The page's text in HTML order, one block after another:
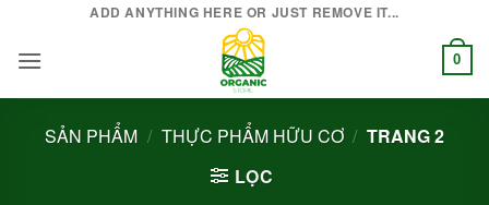
nội
dung
ADD ANYTHING HERE OR JUST REMOVE IT...
0
SẢN PHẨM / THỰC PHẨM HỮU CƠ / TRANG 2
LỌC